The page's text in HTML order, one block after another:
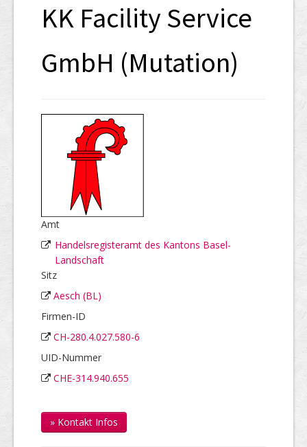
UID-Register
Marken-Register
KK Facility Service
GmbH (Mutation)
Amt
Handelsregisteramt des Kantons Basel-
Landschaft
Sitz
Aesch (BL)
Firmen-ID
CH-280.4.027.580-6
UID-Nummer
CHE-314.940.655
» Kontakt Infos